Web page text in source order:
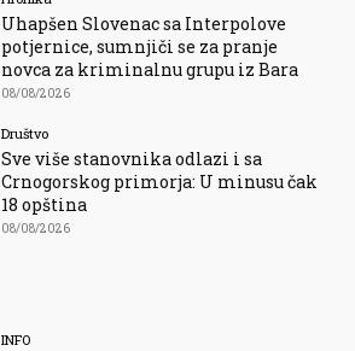
Uhapšen Slovenac sa Interpolove
potjernice, sumnjiči se za pranje
novca za kriminalnu grupu iz Bara
08/08/2026
Društvo
Sve više stanovnika odlazi i sa
Crnogorskog primorja: U minusu čak
18 opština
08/08/2026
INFO